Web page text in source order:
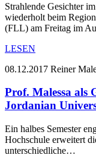
Strahlende Gesichter
wiederholt beim
(FLL) am Freitag im
LESEN
08.12.2017 Reiner
Prof. Malessa als
Jordanian
Ein halbes Semester
Hochschule erweitert
unterschiedliche…